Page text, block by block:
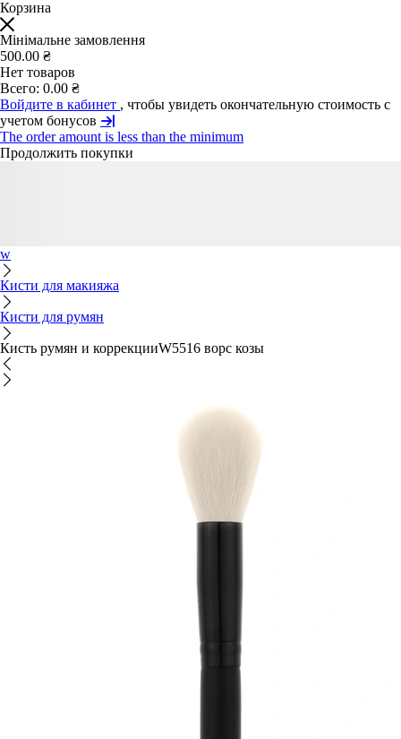
Корзина
Мінімальне замовлення
500.00 ₴
Нет товаров
Всего: 0.00 ₴
Войдите в кабинет , чтобы увидеть окончательную стоимость с
учетом бонусов
The order amount is less than the minimum
Продолжить покупки
w
Кисти для макияжа
Кисти для румян
Кисть румян и коррекцииW5516 ворс козы